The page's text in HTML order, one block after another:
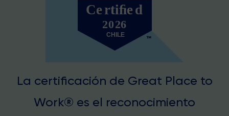
La certificación de Great Place to
Work® es el reconocimiento